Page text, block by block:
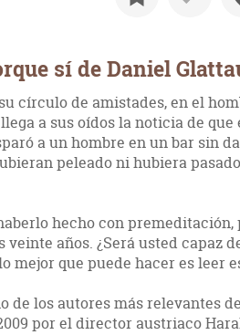
sí de Daniel
círculo de amistades, en el
a sus oídos la noticia de que
a un hombre en un bar sin
peleado ni hubiera
hecho con premeditación,
años. ¿Será usted capaz
mejor que puede hacer es leer
de los autores más relevantes
por el director austriaco